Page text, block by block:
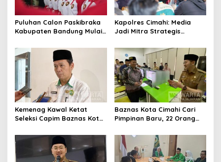
Puluhan Calon Paskibraka
Kabupaten Bandung Mulai
Kapolres Cimahi: Media
Jadi Mitra Strategis
Publik
Kemenag Kawal Ketat
Seleksi Capim Baznas Kota
Komisioner Baznas
Berintegritas
Baznas Kota Cimahi Cari
Pimpinan Baru, 22 Orang